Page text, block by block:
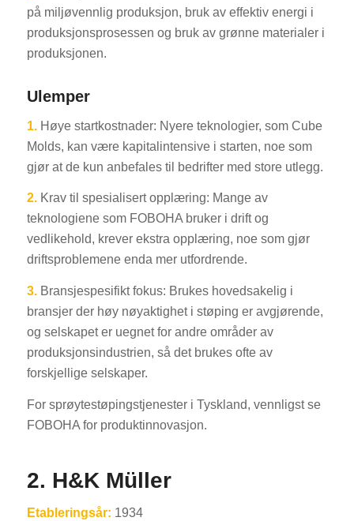
på miljøvennlig produksjon, bruk av effektiv energi i
produksjonsprosessen og bruk av grønne materialer i
produksjonen.
Ulemper
1.Høye startkostnader: Nyere teknologier, som Cube
Molds, kan være kapitalintensive i starten, noe som
gjør at de kun anbefales til bedrifter med store utlegg.
2.Krav til spesialisert opplæring: Mange av
teknologiene som FOBOHA bruker i drift og
vedlikehold, krever ekstra opplæring, noe som gjør
driftsproblemene enda mer utfordrende.
3.Bransjespesifikt fokus: Brukes hovedsakelig i
bransjer der høy nøyaktighet i støping er avgjørende,
og selskapet er uegnet for andre områder av
produksjonsindustrien, så det brukes ofte av
forskjellige selskaper.
For sprøytestøpingstjenester i Tyskland, vennligst se
FOBOHA for produktinnovasjon.
2. H&K Müller
Etableringsår: 1934